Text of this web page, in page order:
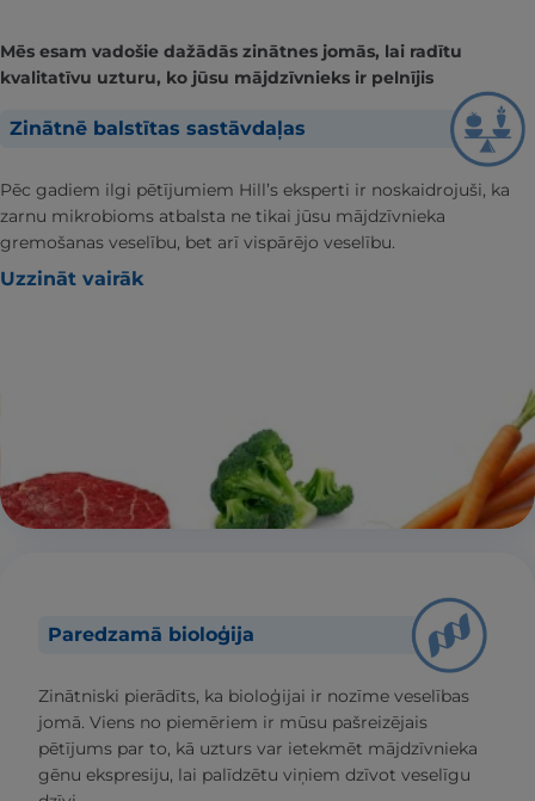
Mēs esam vadošie dažādās zinātnes jomās, lai radītu
kvalitatīvu uzturu, ko jūsu mājdzīvnieks ir pelnījis
Zinātnē balstītas sastāvdaļas
Pēc gadiem ilgi pētījumiem Hill’s eksperti ir noskaidrojuši, ka
zarnu mikrobioms atbalsta ne tikai jūsu mājdzīvnieka
gremošanas veselību, bet arī vispārējo veselību.
Uzzināt vairāk
Paredzamā bioloģija
Zinātniski pierādīts, ka bioloģijai ir nozīme veselības
jomā. Viens no piemēriem ir mūsu pašreizējais
pētījums par to, kā uzturs var ietekmēt mājdzīvnieka
gēnu ekspresiju, lai palīdzētu viņiem dzīvot veselīgu